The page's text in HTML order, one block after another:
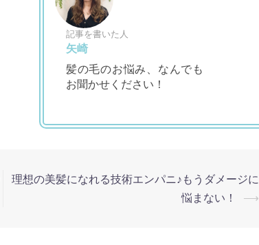
記事を書いた人
矢崎
髪の毛のお悩み、なんでも
お聞かせください！
理想の美髪になれる技術エンパニ♪もうダメージに
悩まない！
⟶